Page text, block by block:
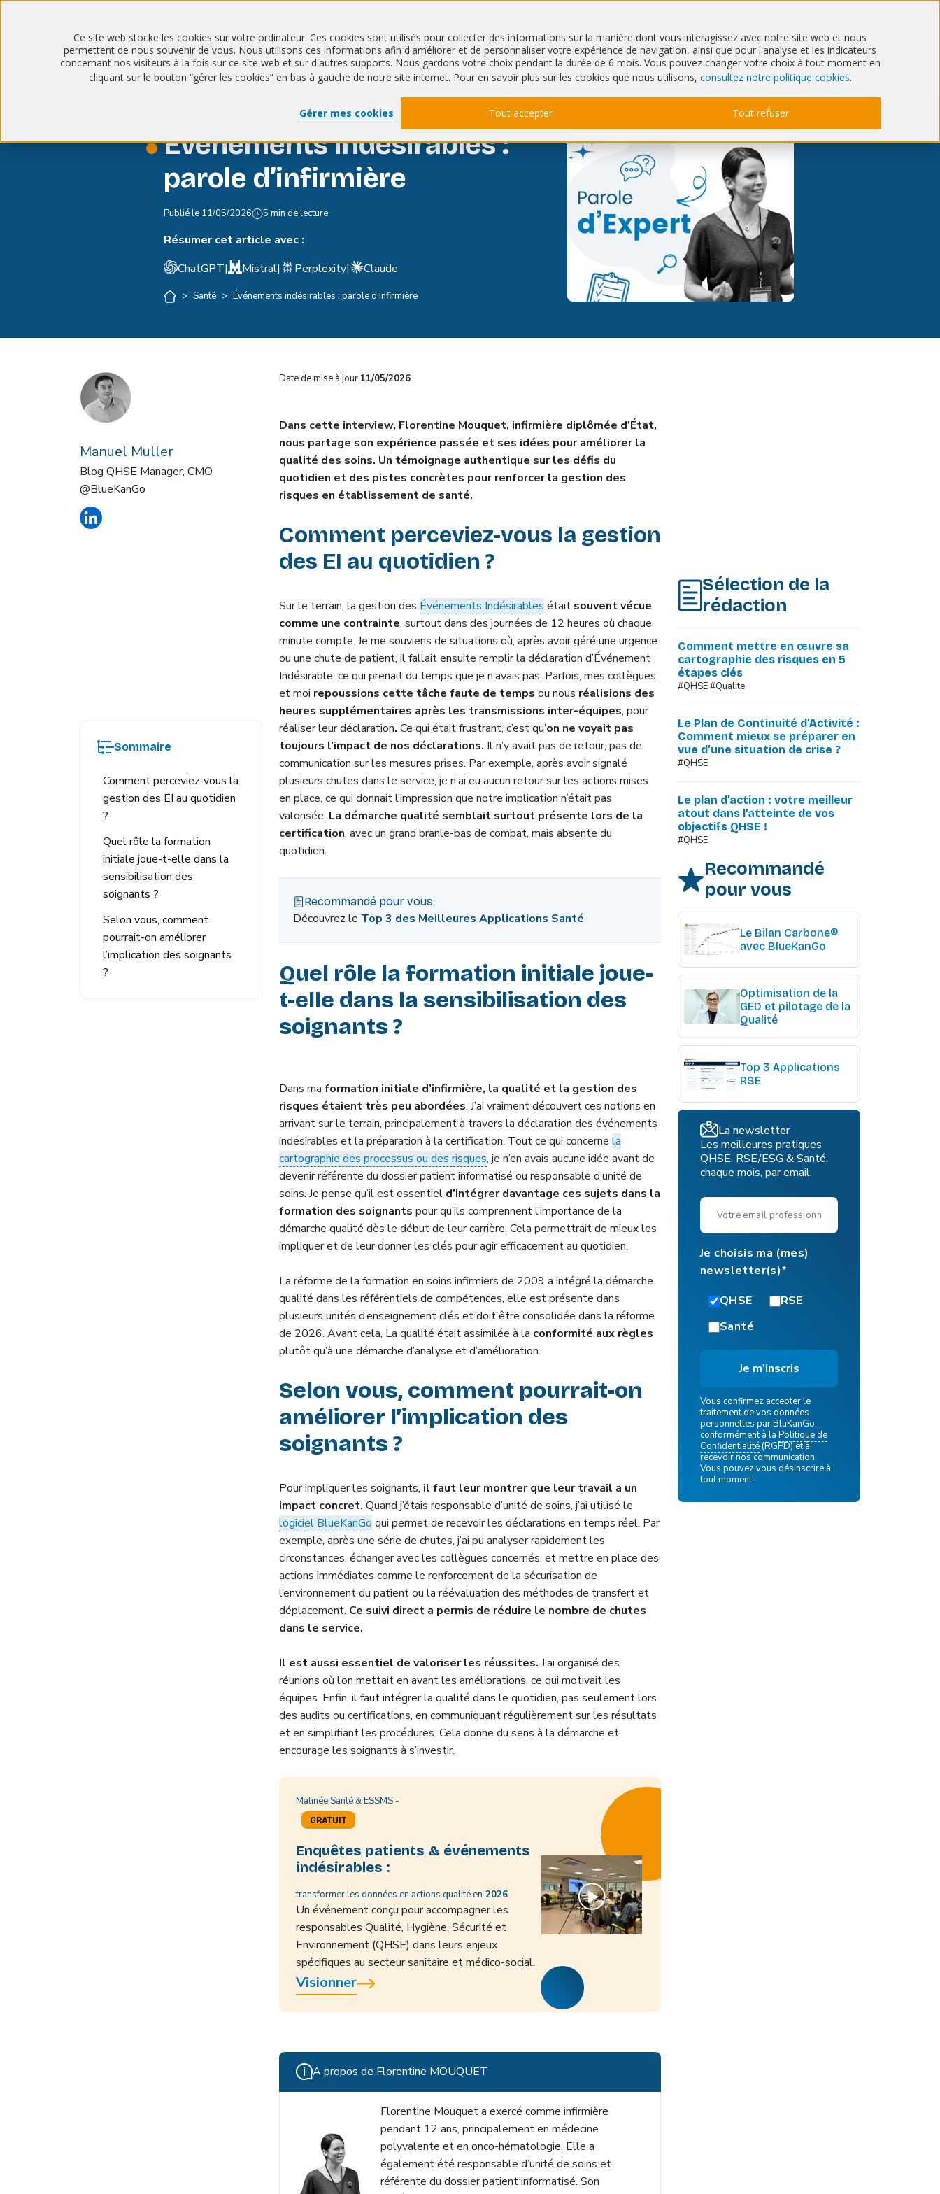
Ce site web stocke les cookies sur votre ordinateur. Ces cookies sont utilisés pour collecter des informations sur la manière dont vous interagissez avec notre site web et nous
permettent de nous souvenir de vous. Nous utilisons ces informations afin d'améliorer et de personnaliser votre expérience de navigation, ainsi que pour l'analyse et les indicateurs
concernant nos visiteurs à la fois sur ce site web et sur d'autres supports. Nous gardons votre choix pendant la durée de 6 mois. Vous pouvez changer votre choix à tout moment en
cliquant sur le bouton “gérer les cookies” en bas à gauche de notre site internet. Pour en savoir plus sur les cookies que nous utilisons, consultez notre politique cookies.
Gérer mes cookies Tout accepter Tout refuser
QHSE RSE Santé IT & Cyber
Événements indésirables :
parole d’infirmière
Publié le 11/05/2026 5 min de lecture
Résumer cet article avec :
ChatGPT| Mistral| Perplexity| Claude
> Santé > Événements indésirables : parole d’infirmière
Manuel Muller
Blog QHSE Manager, CMO
@BlueKanGo
Sommaire
Comment perceviez-vous la
gestion des EI au quotidien
?
Quel rôle la formation
initiale joue-t-elle dans la
sensibilisation des
soignants ?
Selon vous, comment
pourrait-on améliorer
l’implication des soignants
?
Date de mise à jour 11/05/2026
Dans cette interview, Florentine Mouquet, infirmière diplômée d’État,
nous partage son expérience passée et ses idées pour améliorer la
qualité des soins. Un témoignage authentique sur les défis du
quotidien et des pistes concrètes pour renforcer la gestion des
risques en établissement de santé.
Comment perceviez-vous la gestion
des EI au quotidien ?
Sur le terrain, la gestion des Événements Indésirables était souvent vécue
comme une contrainte, surtout dans des journées de 12 heures où chaque
minute compte. Je me souviens de situations où, après avoir géré une urgence
ou une chute de patient, il fallait ensuite remplir la déclaration d’Événement
Indésirable, ce qui prenait du temps que je n’avais pas. Parfois, mes collègues
et moi repoussions cette tâche faute de temps ou nous réalisions des
heures supplémentaires après les transmissions inter-équipes, pour
réaliser leur déclaration. Ce qui était frustrant, c’est qu’on ne voyait pas
toujours l’impact de nos déclarations. Il n’y avait pas de retour, pas de
communication sur les mesures prises. Par exemple, après avoir signalé
plusieurs chutes dans le service, je n’ai eu aucun retour sur les actions mises
en place, ce qui donnait l’impression que notre implication n’était pas
valorisée. La démarche qualité semblait surtout présente lors de la
certification, avec un grand branle-bas de combat, mais absente du
quotidien.
Recommandé pour vous:
Découvrez le Top 3 des Meilleures Applications Santé
Quel rôle la formation initiale joue-
t-elle dans la sensibilisation des
soignants ?
Dans ma formation initiale d’infirmière, la qualité et la gestion des
risques étaient très peu abordées. J’ai vraiment découvert ces notions en
arrivant sur le terrain, principalement à travers la déclaration des événements
indésirables et la préparation à la certification. Tout ce qui concerne la
cartographie des processus ou des risques, je n’en avais aucune idée avant de
devenir référente du dossier patient informatisé ou responsable d’unité de
soins. Je pense qu’il est essentiel d’intégrer davantage ces sujets dans la
formation des soignants pour qu’ils comprennent l’importance de la
démarche qualité dès le début de leur carrière. Cela permettrait de mieux les
impliquer et de leur donner les clés pour agir efficacement au quotidien.
La réforme de la formation en soins infirmiers de 2009 a intégré la démarche
qualité dans les référentiels de compétences, elle est présente dans
plusieurs unités d’enseignement clés et doit être consolidée dans la réforme
de 2026. Avant cela, La qualité était assimilée à la conformité aux règles
plutôt qu’à une démarche d’analyse et d’amélioration.
Selon vous, comment pourrait-on
améliorer l’implication des
soignants ?
Pour impliquer les soignants, il faut leur montrer que leur travail a un
impact concret. Quand j’étais responsable d’unité de soins, j’ai utilisé le
logiciel BlueKanGo qui permet de recevoir les déclarations en temps réel. Par
exemple, après une série de chutes, j’ai pu analyser rapidement les
circonstances, échanger avec les collègues concernés, et mettre en place des
actions immédiates comme le renforcement de la sécurisation de
l’environnement du patient ou la réévaluation des méthodes de transfert et
déplacement. Ce suivi direct a permis de réduire le nombre de chutes
dans le service.
Il est aussi essentiel de valoriser les réussites. J’ai organisé des
réunions où l’on mettait en avant les améliorations, ce qui motivait les
équipes. Enfin, il faut intégrer la qualité dans le quotidien, pas seulement lors
des audits ou certifications, en communiquant régulièrement sur les résultats
et en simplifiant les procédures. Cela donne du sens à la démarche et
encourage les soignants à s’investir.
Matinée Santé & ESSMS -
GRATUIT
Enquêtes patients & événements
indésirables :
transformer les données en actions qualité en 2026
Un événement conçu pour accompagner les
responsables Qualité, Hygiène, Sécurité et
Environnement (QHSE) dans leurs enjeux
spécifiques au secteur sanitaire et médico-social.
Visionner
i A propos de Florentine MOUQUET
Florentine Mouquet a exercé comme infirmière
pendant 12 ans, principalement en médecine
polyvalente et en onco-hématologie. Elle a
également été responsable d’unité de soins et
référente du dossier patient informatisé. Son
Sélection de la
rédaction
Comment mettre en œuvre sa
cartographie des risques en 5
étapes clés
#QHSE #Qualite
Le Plan de Continuité d’Activité :
Comment mieux se préparer en
vue d’une situation de crise ?
#QHSE
Le plan d’action : votre meilleur
atout dans l’atteinte de vos
objectifs QHSE !
#QHSE
Recommandé
pour vous
Le Bilan Carbone®
avec BlueKanGo
Optimisation de la
GED et pilotage de la
Qualité
Top 3 Applications
RSE
La newsletter
Les meilleures pratiques
QHSE, RSE/ESG & Santé,
chaque mois, par email.
Je choisis ma (mes)
newsletter(s)*
QHSE
RSE
Santé
Vous confirmez accepter le
traitement de vos données
personnelles par BluKanGo,
conformément à la Politique de
Confidentialité(RGPD) et à
recevoir nos communication.
Vous pouvez vous désinscrire à
tout moment.